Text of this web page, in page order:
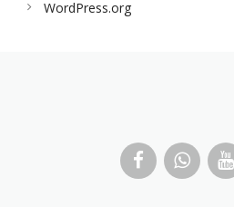
WordPress.org